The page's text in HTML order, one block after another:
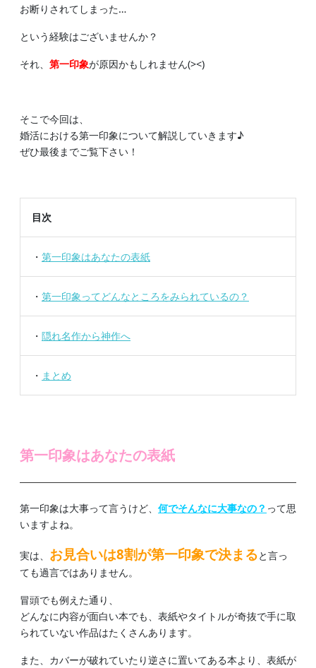
お断りされてしまった…
という経験はございませんか？
それ、 第一印象が原因かもしれません(><)
そこで今回は、
婚活における第一印象について解説していきます♪
ぜひ最後までご覧下さい！
目次
・ 第一印象はあなたの表紙
・ 第一印象ってどんなところをみられているの？
・ 隠れ名作から神作へ
・ まとめ
第一印象はあなたの表紙
第一印象は大事って言うけど、 何でそんなに大事なの？ って思
いますよね。
実は、 お見合いは8割が第一印象で決まると言っ
ても過言ではありません。
冒頭でも例えた通り、
どんなに内容が面白い本でも、表紙やタイトルが奇抜で手に取
られていない作品はたくさんあります。
また、カバーが破れていたり逆さに置いてある本より、表紙が